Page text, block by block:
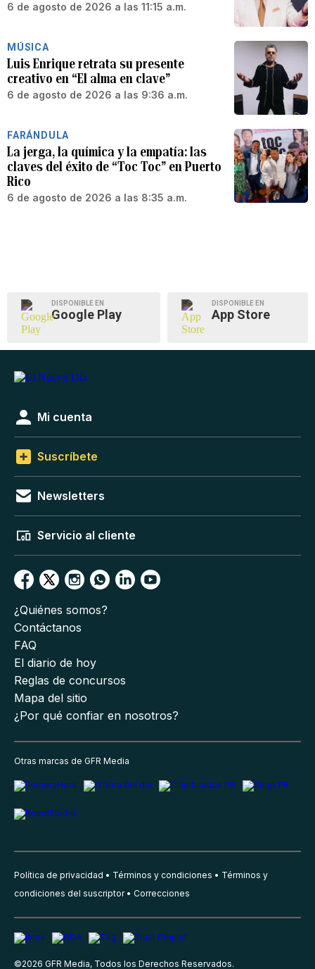
6 de agosto de 2026 a las 11:15 a.m.
MÚSICA
Luis Enrique retrata su presente
creativo en “El alma en clave”
6 de agosto de 2026 a las 9:36 a.m.
FARÁNDULA
La jerga, la química y la empatía: las
claves del éxito de “Toc Toc” en Puerto
Rico
6 de agosto de 2026 a las 8:35 a.m.
DISPONIBLE EN
Google Play
DISPONIBLE EN
App Store
Mi cuenta
Suscríbete
Newsletters
Servicio al cliente
¿Quiénes somos?
Contáctanos
FAQ
El diario de hoy
Reglas de concursos
Mapa del sitio
¿Por qué confiar en nosotros?
Otras marcas de GFR Media
Política de privacidad Términos y condiciones
Términos y
condiciones del suscriptor
Correcciones
©2026 GFR Media, Todos los Derechos Reservados.